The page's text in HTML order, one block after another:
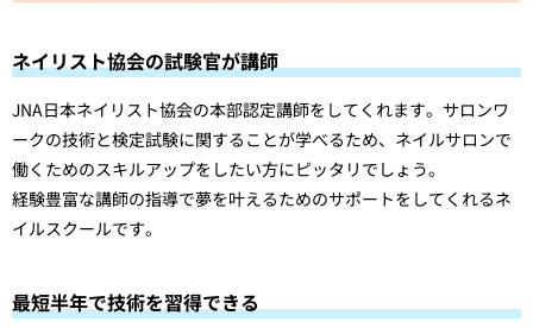
ネイリスト協会の試験官が講師
JNA日本ネイリスト協会の本部認定講師をしてくれます。サロンワ
ークの技術と検定試験に関することが学べるため、ネイルサロンで
働くためのスキルアップをしたい方にピッタリでしょう。
経験豊富な講師の指導で夢を叶えるためのサポートをしてくれるネ
イルスクールです。
最短半年で技術を習得できる